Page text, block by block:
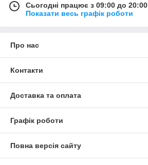
Сьогодні працює з 09:00 до 20:00
Показати весь графік роботи
Про нас
Контакти
Доставка та оплата
Графік роботи
Повна версія сайту